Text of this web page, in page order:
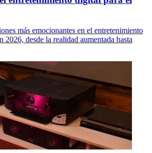
más emocionantes en el entretenimiento
2026, desde la realidad aumentada hasta